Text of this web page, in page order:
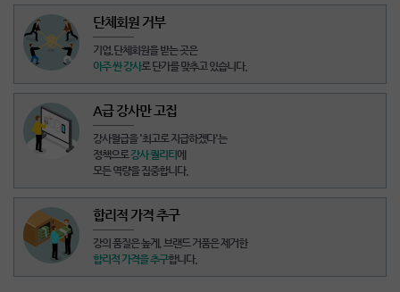
단체회원 거부
기업,단체회원을 받는 곳은
아주 싼 강사로 단가를 맞추고 있습니다.
A급 강사만 고집
강사월급을'최고로 지급하겠다'는
정책으로 강사 퀄리티에
모든 역량을 집중합니다.
합리적 가격 추구
강의 품질은 높게, 브랜드 거품은 제거한
합리적 가격을 추구합니다.